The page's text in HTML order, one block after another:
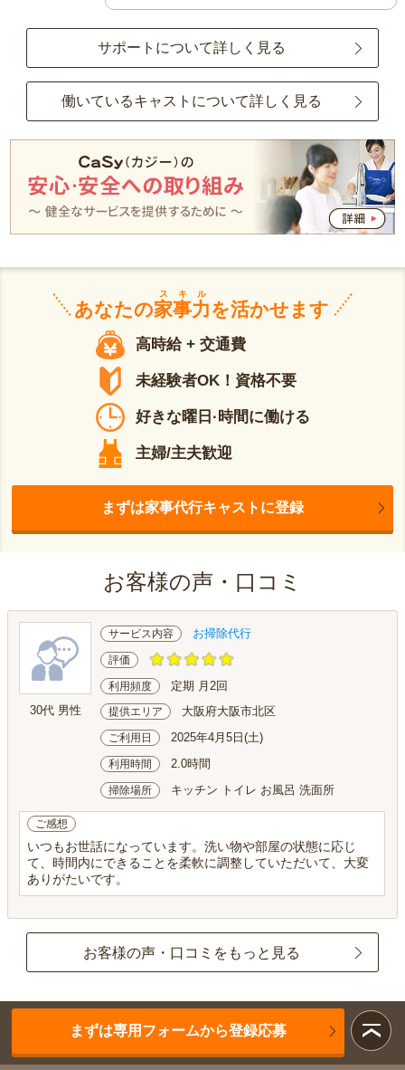
サポートについて詳しく見る
働いているキャストについて詳しく見る
あなたの家事力
スキル
を活かせます
高時給 + 交通費
未経験者OK！資格不要
好きな曜日·時間に働ける
主婦/主夫歓迎
まずは家事代行キャストに登録
お客様の声・口コミ
30代 男性
サービス内容 お掃除代行
評価
利用頻度 定期 月2回
提供エリア 大阪府大阪市北区
ご利用日 2025年4月5日(土)
利用時間 2.0時間
掃除場所 キッチン トイレ お風呂 洗面所
ご感想
いつもお世話になっています。洗い物や部屋の状態に応じ
て、時間内にできることを柔軟に調整していただいて、大変
ありがたいです。
お客様の声・口コミをもっと見る
まずは専用フォームから登録応募